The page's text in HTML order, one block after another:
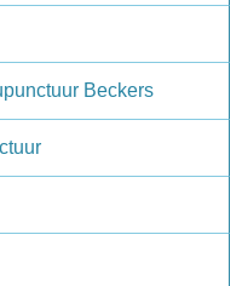
Beckers